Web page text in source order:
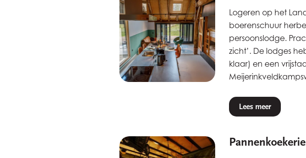
Logeren op het
boerenschuur
persoonslodge.
zicht’. De lodges
klaar) en een
Lees meer